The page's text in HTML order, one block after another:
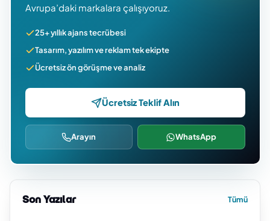
Avrupa’daki markalara çalışıyoruz.
25+ yıllık ajans tecrübesi
Tasarım, yazılım ve reklam tek ekipte
Ücretsiz ön görüşme ve analiz
Ücretsiz Teklif Alın
Arayın WhatsApp
Son Yazılar Tümü